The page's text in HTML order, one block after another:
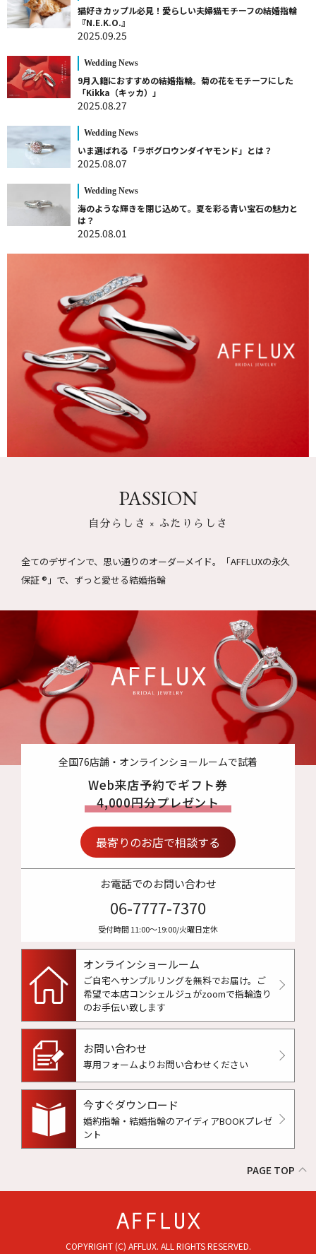
猫好きカップル必見！愛らしい夫婦猫モチーフの結婚指輪
『N.E.K.O.』
2025.09.25
Wedding News
9月入籍におすすめの結婚指輪。菊の花をモチーフにした
「Kikka（キッカ）」
2025.08.27
Wedding News
いま選ばれる「ラボグロウンダイヤモンド」とは？
2025.08.07
Wedding News
海のような輝きを閉じ込めて。夏を彩る青い宝石の魅力と
は？
2025.08.01
PASSION
自分らしさ × ふたりらしさ
全てのデザインで、思い通りのオーダーメイド。
「AFFLUXの永久
保証 ®」で、ずっと愛せる結婚指輪
全国76店舗・オンラインショールームで試着
Web来店予約でギフト券
4,000円分プレゼント
最寄りのお店で相談する
お電話でのお問い合わせ
06-7777-7370
受付時間 11:00〜19:00/火曜日定休
オンラインショールーム
ご自宅へサンプルリングを無料でお届け。 ご
希望で本店コンシェルジュがzoomで指輪造り
のお手伝い致します
お問い合わせ
専用フォームよりお問い合わせください
今すぐダウンロード
婚約指輪・結婚指輪のアイディアBOOKプレゼ
ント
PAGE TOP
COPYRIGHT (C) AFFLUX. ALL RIGHTS RESERVED.